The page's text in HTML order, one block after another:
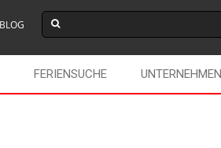
BLOG
UNTERNEHMEN
FERIENSUCHE